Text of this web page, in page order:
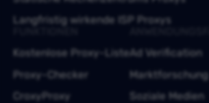
Langfristig wirkende ISP Proxys
Kostenlose Proxy-Liste
Proxy-Checker
CroxyProxy
Ad Verification
Marktforschung
Soziale Medien